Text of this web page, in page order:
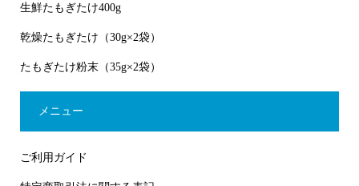
生鮮たもぎたけ400g
乾燥たもぎたけ（30g×2袋）
たもぎたけ粉末（35g×2袋）
メニュー
ご利用ガイド